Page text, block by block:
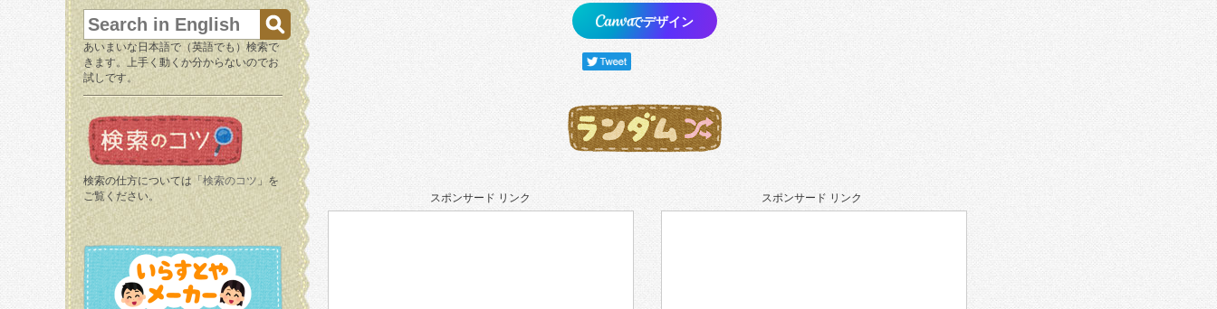
あいまいな日本語で（英語でも）検索で
きます。上手く動くか分からないのでお
試しです。
検索の仕方については「 検索のコツ 」を
ご覧ください。
でデザイン
スポンサード リンク スポンサード リンク